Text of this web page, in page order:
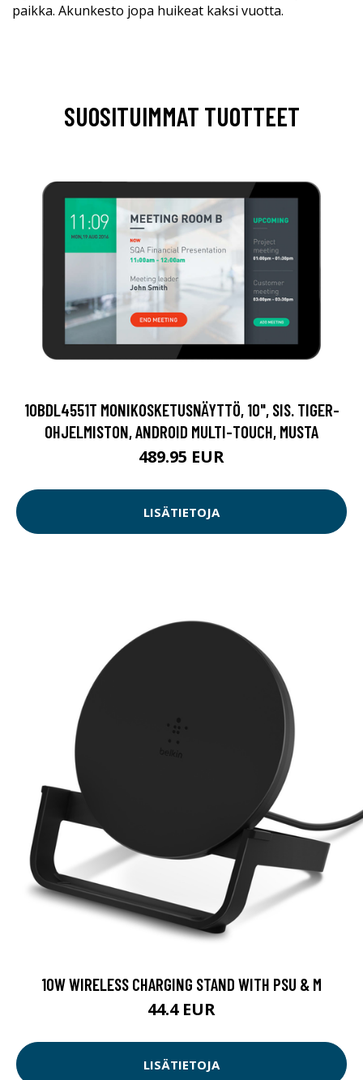
paikka. Akunkesto jopa huikeat kaksi vuotta.
SUOSITUIMMAT TUOTTEET
10BDL4551T MONIKOSKETUSNÄYTTÖ, 10", SIS. TIGER-
OHJELMISTON, ANDROID MULTI-TOUCH, MUSTA
489.95 EUR
LISÄTIETOJA
10W WIRELESS CHARGING STAND WITH PSU & M
44.4 EUR
LISÄTIETOJA